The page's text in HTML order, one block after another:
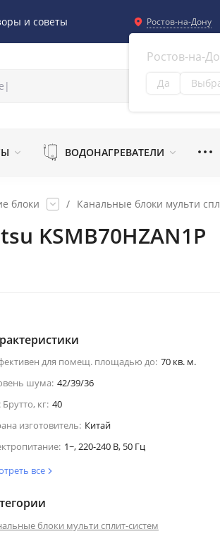
и советы Ростов-на-Дону
Ростов-на-
Да
ВОДОНАГРЕВАТЕЛИ
блоки / Канальные блоки мульти
KSMB70HZAN1P
для помещ. площадью до: 70 кв. м.
шума: 42/39/36
Брутто, кг: 40
изготовитель: Китай
1~, 220-240 В, 50 Гц
все
блоки мульти сплит-систем